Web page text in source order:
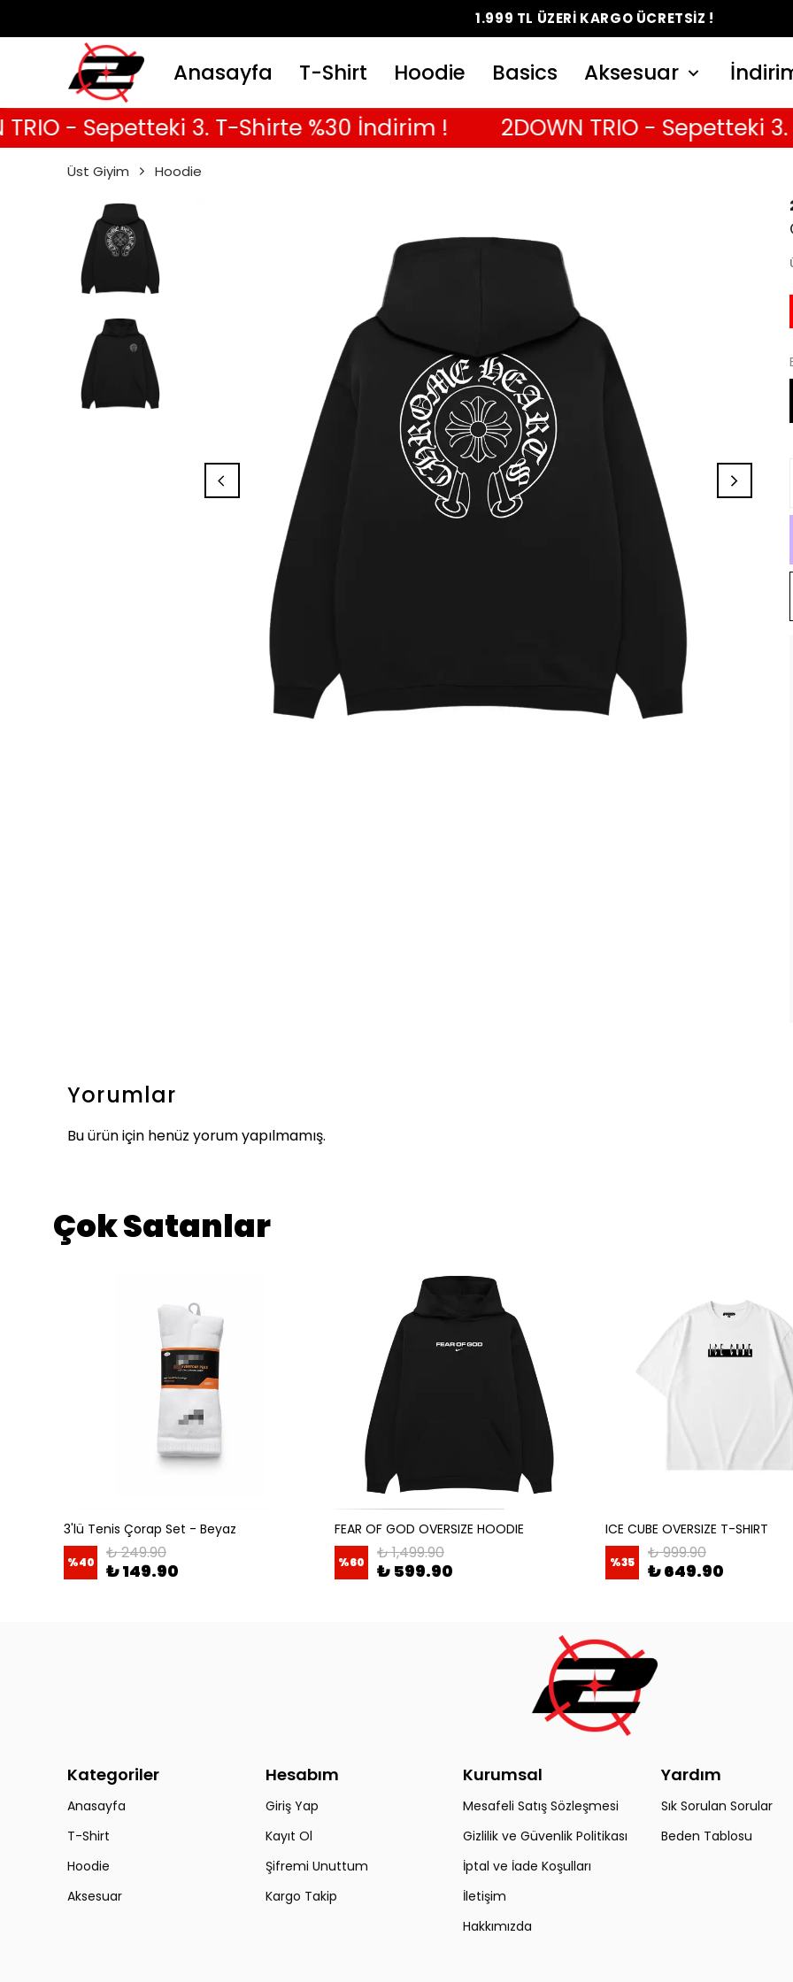
1.999 TL ÜZERİ KARGO ÜCRETSİZ !
Anasayfa T-Shirt Hoodie Basics Aksesuar
- Sepetteki 3. T-Shirte %30 İndirim ! 2DOWN TRIO - Sepetteki 3.
Üst Giyim Hoodie
Yorumlar
Bu ürün için henüz yorum yapılmamış.
Çok Satanlar
3'lü Tenis Çorap Set - Beyaz
%40 ₺ 249.90
₺ 149.90
FEAR OF GOD OVERSIZE HOODIE
%60 ₺ 1,499.90
₺ 599.90
ICE CUBE OVERSIZE T-SHIRT
%35 ₺ 999.90
₺ 649.90
Kategoriler
Anasayfa
T-Shirt
Hoodie
Aksesuar
Hesabım
Giriş Yap
Kayıt Ol
Şifremi Unuttum
Kargo Takip
Kurumsal
Mesafeli Satış Sözleşmesi
Gizlilik ve Güvenlik Politikası
İptal ve İade Koşulları
İletişim
Hakkımızda
Yardım
Sık Sorulan Sorular
Beden Tablosu